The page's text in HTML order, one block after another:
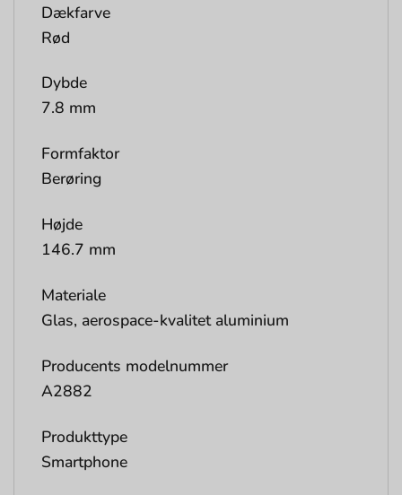
Dækfarve
Rød
Dybde
7.8 mm
Formfaktor
Berøring
Højde
146.7 mm
Materiale
Glas, aerospace-kvalitet aluminium
Producents modelnummer
A2882
Produkttype
Smartphone